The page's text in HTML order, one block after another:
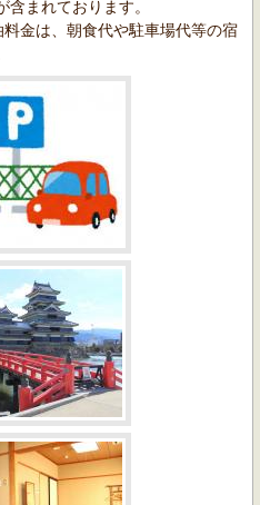
まれております。
金は、朝食代や駐車場代等の宿